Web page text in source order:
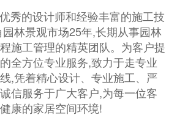
的设计师和经验丰富的施工技
林景观市场25年,长期从事园林
施工管理的精英团队。为客户提
全方位专业服务,致力于走专业
,凭着精心设计、专业施工、严
信服务于广大客户,为每一位客
康的家居空间环境!